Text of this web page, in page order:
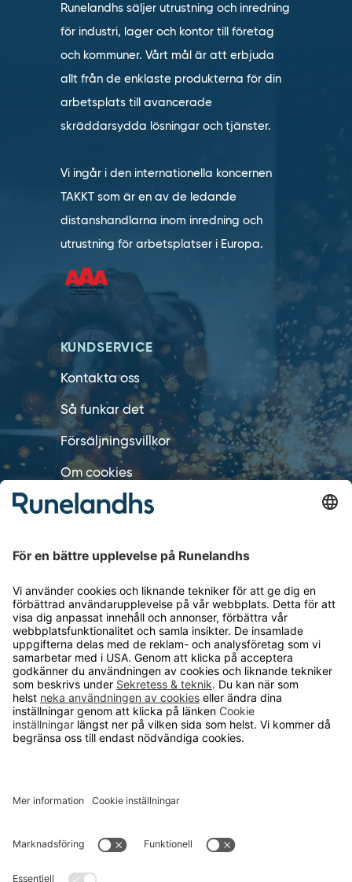
Runelandhs säljer utrustning och inredning
för industri, lager och kontor till företag
och kommuner. Vårt mål är att erbjuda
allt från de enklaste produkterna för din
arbetsplats till avancerade
skräddarsydda lösningar och tjänster.
Vi ingår i den internationella koncernen
TAKKT som är en av de ledande
distanshandlarna inom inredning och
utrustning för arbetsplatser i Europa.
KUNDSERVICE
Kontakta oss
Så funkar det
Försäljningsvillkor
Om cookies
Personuppgiftshantering
OM RUNELANDHS
Om Runelandhs
Köpvillkor
Därför ska du välja oss
Lediga jobb
Kvalitets- och miljöpolicy
TELEFON